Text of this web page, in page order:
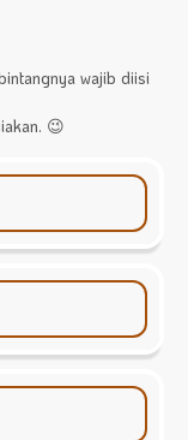
wajib diisi
😉